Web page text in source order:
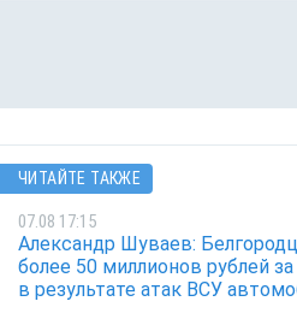
ЧИТАЙТЕ ТАКЖЕ
07.08 17:15
Александр Шуваев:
более 50 миллионов рублей
в результате атак ВСУ